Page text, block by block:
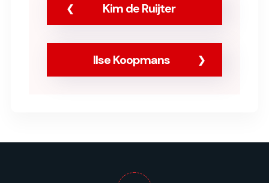
Kim de Ruijter
Ilse Koopmans